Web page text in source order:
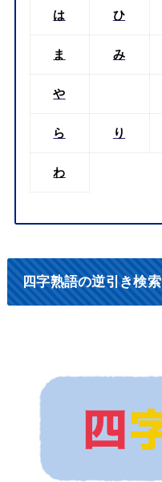
は ひ
ま み
や
ら り
わ
四字熟語の逆引き検索